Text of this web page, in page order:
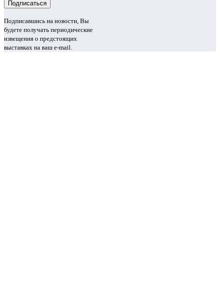
Подписавшись на новости, Вы
будете получать периодические
извещения о предстоящих
выставках на ваш e-mail.